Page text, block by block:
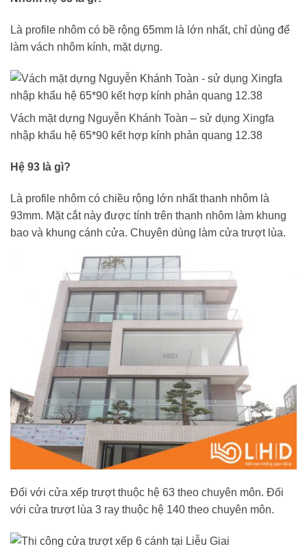
Là profile nhôm có bề rộng 65mm là lớn nhất, chỉ dùng để
làm vách nhôm kính, mặt dựng.
Vách mặt dựng Nguyễn Khánh Toàn – sử dụng Xingfa
nhập khẩu hệ 65*90 kết hợp kính phản quang 12.38
Hệ 93 là gì?
Là profile nhôm có chiều rộng lớn nhất thanh nhôm là
93mm. Mặt cắt này được tính trên thanh nhôm làm khung
bao và khung cánh cửa. Chuyên dùng làm cửa trượt lùa.
Đối với cửa xếp trượt thuộc hệ 63 theo chuyên môn. Đối
với cửa trượt lùa 3 ray thuộc hệ 140 theo chuyên môn.